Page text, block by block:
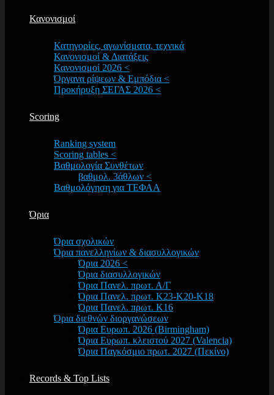
Κανονισμοί
Κατηγορίες, αγωνίσματα, τεχνικά
Κανονισμοί & Διατάξεις
Κανονισμοί 2026 <
Όργανα ρίψεων & Εμπόδια <
Προκήρυξη ΣΕΓΑΣ 2026 <
Scoring
Ranking system
Scoring tables <
Βαθμολογία Συνθέτων
βαθμολ. 3άθλων <
Βαθμολόγηση για ΤΕΦΑΑ
Όρια
Όρια σχολικών
Όρια πανελληνίων & διασυλλογικών
Όρια 2026 <
Όρια διασυλλογικών
Όρια Πανελ. πρωτ. Α/Γ
Όρια Πανελ. πρωτ. Κ23-Κ20-Κ18
Όρια Πανελ. πρωτ. Κ16
Όρια διεθνών διοργανώσεων
Όρια Ευρωπ. 2026 (Birmingham)
Όρια Ευρωπ. κλειστού 2027 (Valencia)
Όρια Παγκόσμιο πρωτ. 2027 (Πεκίνο)
Records & Top Lists